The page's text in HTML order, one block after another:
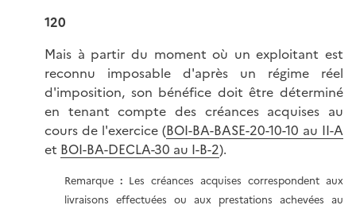
120
Mais à partir du moment où un exploitant est
reconnu imposable d'après un régime réel
d'imposition, son bénéfice doit être déterminé
en tenant compte des créances acquises au
cours de l'exercice (BOI-BA-BASE-20-10-10 au II-A
et BOI-BA-DECLA-30 au I-B-2).
Remarque : Les créances acquises correspondent aux
livraisons effectuées ou aux prestations achevées au